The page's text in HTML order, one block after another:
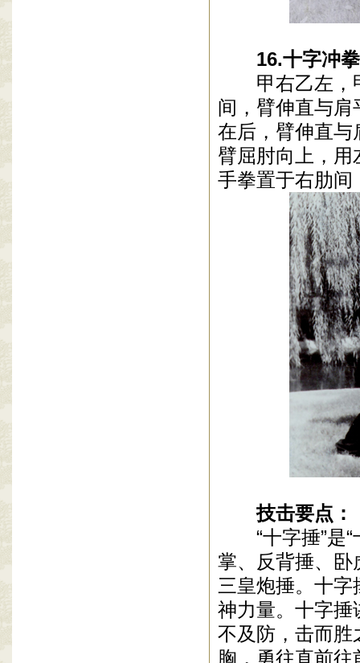
16.十字冲
甲右乙左，
间，臂伸直与
在后，臂伸直与
臂屈肘向上，
手拳置于右肋间
技击要点：
“十字捶”是
掌、反背捶、卧
三皇炮捶。十
神力量。十字捶
不及防，击而胜
胸，勇往直前